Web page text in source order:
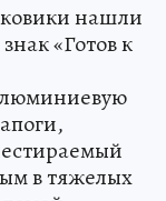
нашли
«Готов к
в тяжелых